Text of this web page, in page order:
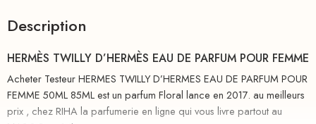
Description
HERMÈS TWILLY D’HERMÈS EAU DE PARFUM POUR FEMME
Acheter Testeur HERMES TWILLY D’HERMES EAU DE PARFUM POUR
FEMME 50ML 85ML est un parfum Floral lance en 2017. au meilleurs
prix , chez RIHA la parfumerie en ligne qui vous livre partout au